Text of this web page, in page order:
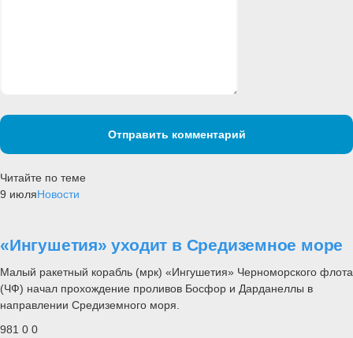
Отправить комментарий
Читайте по теме
9 июляНовости
«Ингушетия» уходит в Средиземное море
Малый ракетный корабль (мрк) «Ингушетия» Черноморского флота
(ЧФ) начал прохождение проливов Босфор и Дарданеллы в
направлении Средиземного моря.
981 0 0